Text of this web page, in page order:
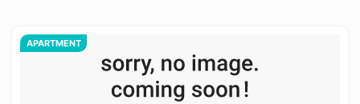
APARTMENT